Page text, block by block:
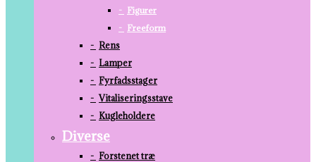
Figurer
Freeform
Rens
Lamper
Fyrfadsstager
Vitaliseringsstave
Kugleholdere
Diverse
Forstenet træ